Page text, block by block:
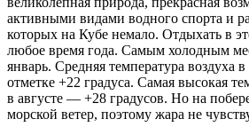
активными видами водного спорта и
которых на Кубе немало. Отдыхать в
любое время года. Самым холодным
январь. Средняя температура воздуха
отметке +22 градуса. Самая высокая
в августе — +28 градусов. Но на
морской ветер, поэтому жара не